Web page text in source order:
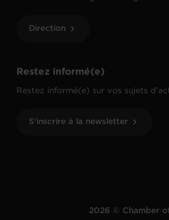
Restez informé(e)
Restez informé(e) sur vos sujets
S'inscrire à la newsletter
Direction
2026 © Chamber